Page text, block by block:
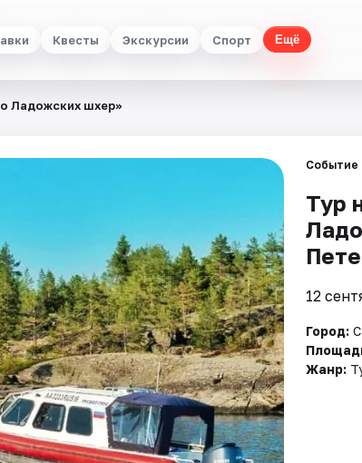
Квесты Экскурсии Спорт Ещё
Ладожских шхер»
Событие
Тур
12
Город:
Жанр: